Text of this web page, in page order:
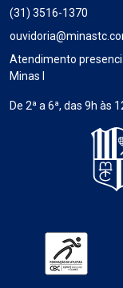
(31) 3516-1370
Atendimento
Minas I
De 2ª a 6ª, das 9h às